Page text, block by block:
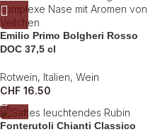
Emilio Primo Bolgheri Rosso
DOC 37,5 cl
Rotwein, Italien, Wein
CHF 16.50
Fonterutoli Chianti Classico